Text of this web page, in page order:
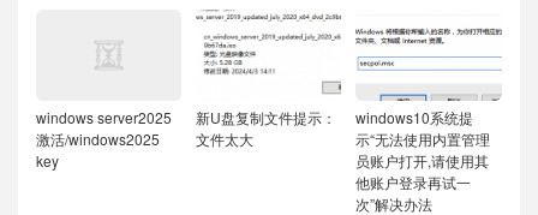
windows server2025
激活/windows2025
key
新U盘复制文件提示：
文件太大
windows10系统提
示“无法使用内置管理
员账户打开,请使用其
他账户登录再试一
次”解决办法